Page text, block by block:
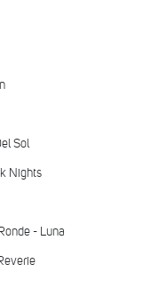
Sol
Nights
- Luna